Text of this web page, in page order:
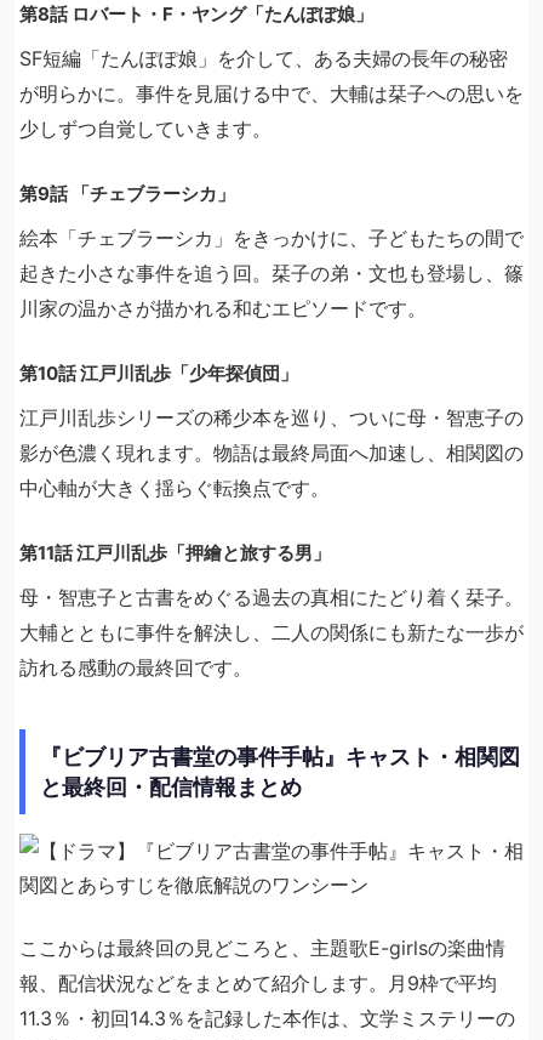
第8話 ロバート・F・ヤング「たんぽぽ娘」
SF短編「たんぽぽ娘」を介して、ある夫婦の長年の秘密
が明らかに。事件を見届ける中で、大輔は栞子への思いを
少しずつ自覚していきます。
第9話 「チェブラーシカ」
絵本「チェブラーシカ」をきっかけに、子どもたちの間で
起きた小さな事件を追う回。栞子の弟・文也も登場し、篠
川家の温かさが描かれる和むエピソードです。
第10話 江戸川乱歩「少年探偵団」
江戸川乱歩シリーズの稀少本を巡り、ついに母・智恵子の
影が色濃く現れます。物語は最終局面へ加速し、相関図の
中心軸が大きく揺らぐ転換点です。
第11話 江戸川乱歩「押繪と旅する男」
母・智恵子と古書をめぐる過去の真相にたどり着く栞子。
大輔とともに事件を解決し、二人の関係にも新たな一歩が
訪れる感動の最終回です。
『ビブリア古書堂の事件手帖』キャスト・相関図
と最終回・配信情報まとめ
ここからは最終回の見どころと、主題歌E-girlsの楽曲情
報、配信状況などをまとめて紹介します。月9枠で平均
11.3％・初回14.3％を記録した本作は、文学ミステリーの